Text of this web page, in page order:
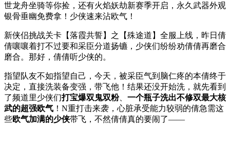
世龙舟坐骑等你捡，还有火焰妖劫新赛季开启，永久武器外观
银骨垂幽免费拿！少侠速来沾欧气！
新侠侣挑战关卡【落霞共誓】之【殊途道】全服上线，昨日倩
倩嚷嚷着打不过要和采臣分道扬镳，少侠们纷纷劝倩倩再磨合
磨合。那好，倩倩听少侠的。
指望队友不如指望自己，今天，被采臣气到脑仁疼的本倩终于
决定，直接洗装备变强，带飞他！结果还没开始洗，就先看到
了频道里少侠们打宝爆双鬼双粉、 一个瓶子洗出不修双最大核
武的超强欧气 ！N重打击来袭，心脏承受能力较弱的倩急需这
些欧气加满的少侠带飞，不然倩倩真的要闹了——